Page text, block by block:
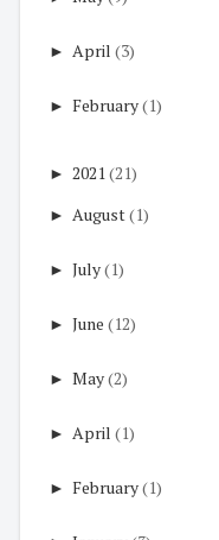
► April (3)
► February(1)
► 2021 (21)
► August(1)
► July(1)
► June (12)
► May(2)
► April (1)
► February(1)